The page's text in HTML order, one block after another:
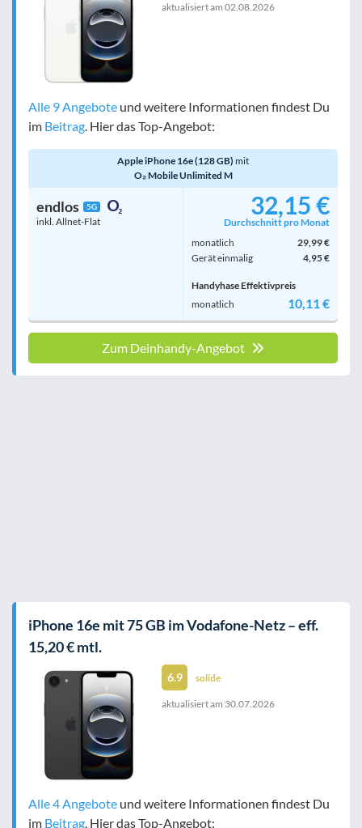
aktualisiert am 02.08.2026
Alle 9 Angebote und weitere Informationen findest Du
im Beitrag. Hier das Top-Angebot:
Apple iPhone 16e (128 GB) mit
O₂ Mobile Unlimited M
endlos 5G
inkl. Allnet-Flat
32,15 €
Durchschnitt pro Monat
monatlich
29,99 €
Gerät einmalig
4,95 €
Handyhase Effektivpreis
monatlich
10,11 €
Zum Deinhandy-Angebot
iPhone 16e mit 75 GB im Vodafone-Netz – eff.
15,20 € mtl.
6.9 solide
aktualisiert am 30.07.2026
Alle 4 Angebote und weitere Informationen findest Du
im Beitrag. Hier das Top-Angebot: